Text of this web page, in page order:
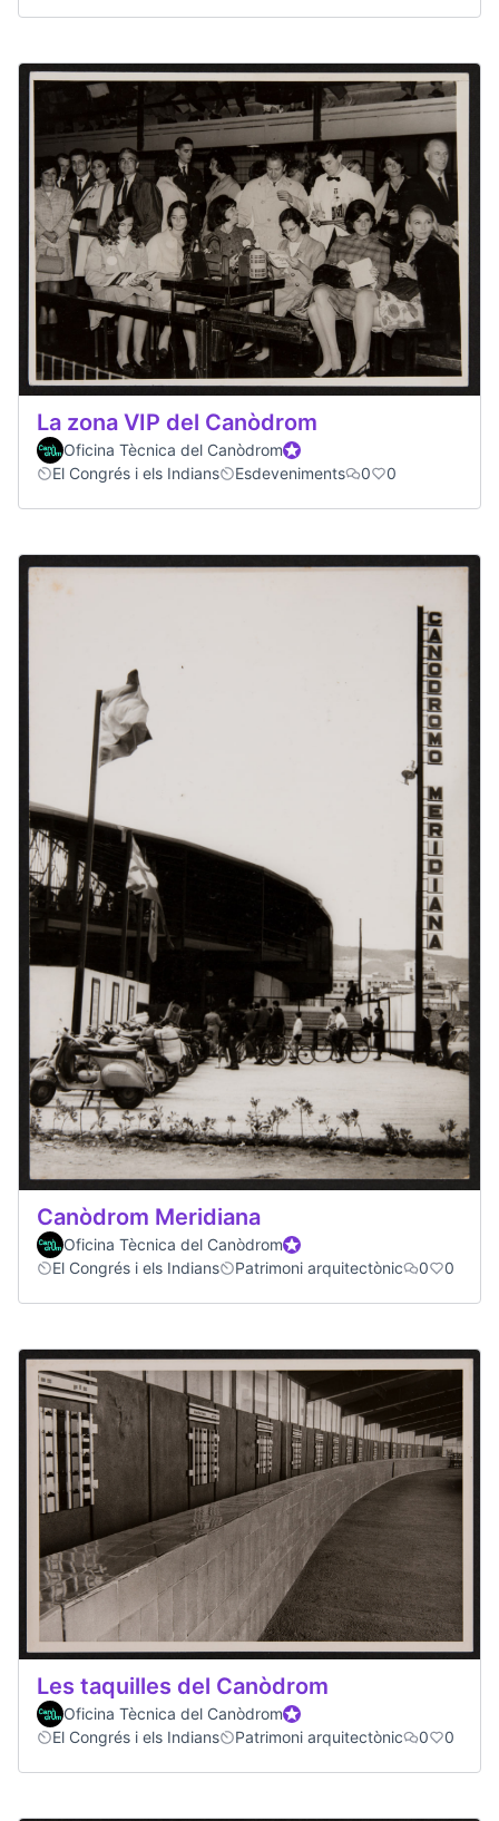
La zona VIP del Canòdrom
Oficina Tècnica del CanòdromOfficial participant
El Congrés i els Indians
Esdeveniments 0 0
Canòdrom Meridiana
Oficina Tècnica del CanòdromOfficial participant
El Congrés i els Indians
Patrimoni arquitectònic 0 0
Les taquilles del Canòdrom
Oficina Tècnica del CanòdromOfficial participant
El Congrés i els Indians
Patrimoni arquitectònic 0 0